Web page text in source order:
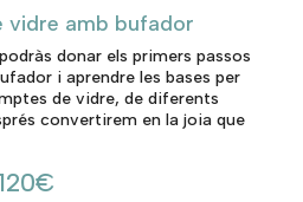
vidre amb bufador
donar els primers passos
i aprendre les bases per
de vidre, de diferents
convertirem en la joia que
120€